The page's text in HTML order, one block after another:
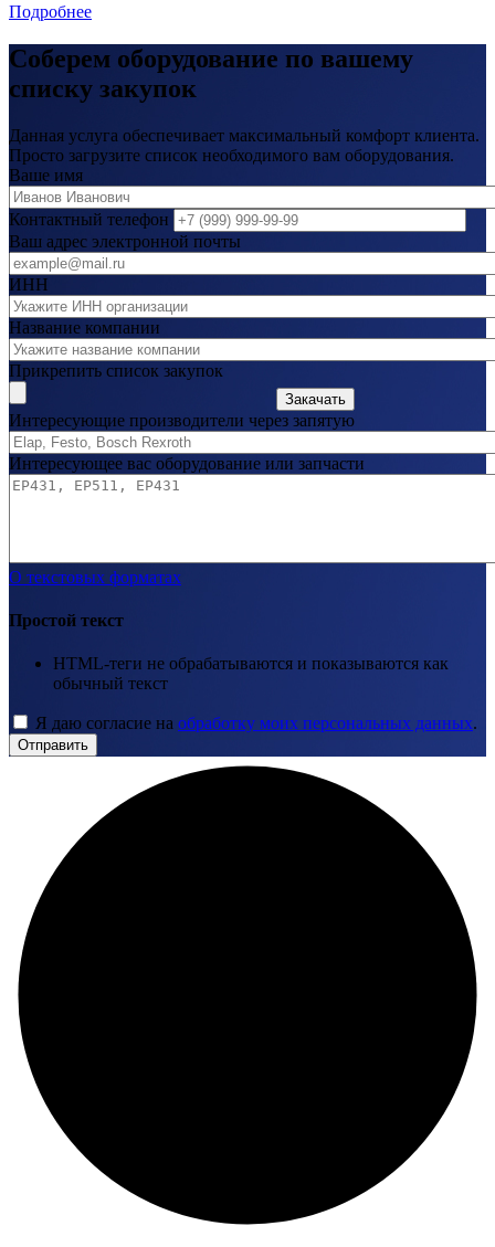
Подробнее
Соберем оборудование по вашему
списку закупок
Данная услуга обеспечивает максимальный комфорт клиента.
Просто загрузите список необходимого вам оборудования.
Ваше имя
Контактный телефон
Ваш адрес электронной почты
ИНН
Название компании
Прикрепить список закупок
Закачать
Интересующие производители через запятую
Интересующее вас оборудование или запчасти
О текстовых форматах
Простой текст
HTML-теги не обрабатываются и показываются как
обычный текст
Я даю согласие на обработку моих персональных данных.
Отправить